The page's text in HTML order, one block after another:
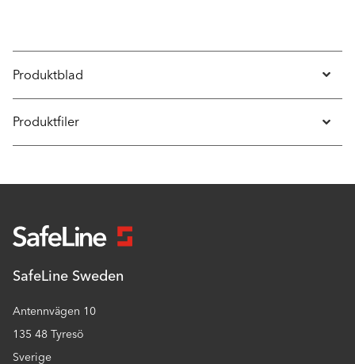
Produktblad
Produktfiler
SafeLine Sweden
Antennvägen 10
135 48 Tyresö
Sverige